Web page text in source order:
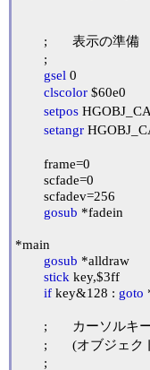
gsel 0
clscolor $60e0		; 背景色の設定
setpos
setangr
gosub *fadein
*main
gosub *alldraw
stick key,$3ff
if key&128 : goto